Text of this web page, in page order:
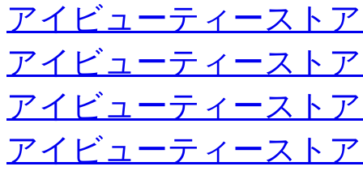
アイビューティースト
アイビューティースト
アイビューティースト
アイビューティースト